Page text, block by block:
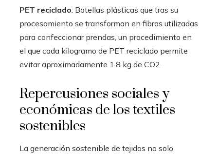
PET reciclado: Botellas plásticas que tras su
procesamiento se transforman en fibras utilizadas
para confeccionar prendas, un procedimiento en
el que cada kilogramo de PET reciclado permite
evitar aproximadamente 1.8 kg de CO2.
Repercusiones sociales y
económicas de los textiles
sostenibles
La generación sostenible de tejidos no solo